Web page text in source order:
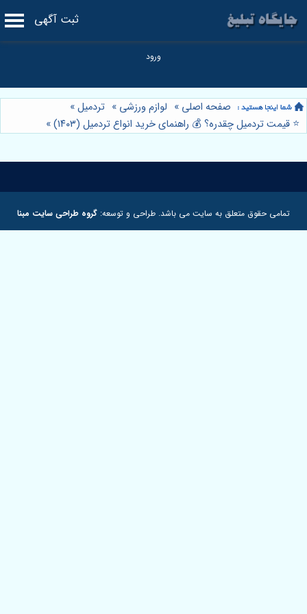
ثبت آگهی
صفحه اصلی » لوازم ورزشی » تردمیل»
⭐️ قیمت تردمیل چقدره؟ 💰 راهنمای خرید انواع تردمیل (۱۴۰۳)
»
تمامی حقوق متعلق به سایت می باشد. طراحی و توسعه: گروه طراحی سایت مبنا